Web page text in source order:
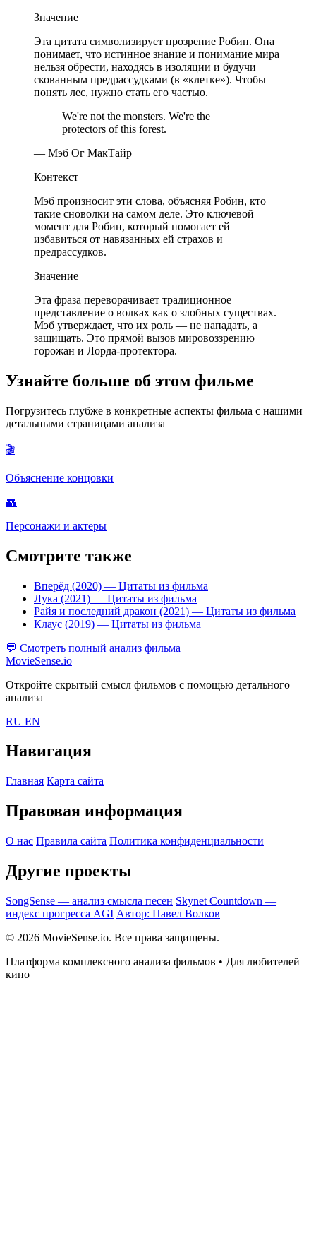
Значение
Эта цитата символизирует прозрение Робин. Она
понимает, что истинное знание и понимание мира
нельзя обрести, находясь в изоляции и будучи
скованным предрассудками (в «клетке»). Чтобы
понять лес, нужно стать его частью.
We're not the monsters. We're the
protectors of this forest.
— Мэб Ог МакТайр
Контекст
Мэб произносит эти слова, объясняя Робин, кто
такие сноволки на самом деле. Это ключевой
момент для Робин, который помогает ей
избавиться от навязанных ей страхов и
предрассудков.
Значение
Эта фраза переворачивает традиционное
представление о волках как о злобных существах.
Мэб утверждает, что их роль — не нападать, а
защищать. Это прямой вызов мировоззрению
горожан и Лорда-протектора.
Узнайте больше об этом фильме
Погрузитесь глубже в конкретные аспекты фильма с нашими
детальными страницами анализа
🎬
Объяснение концовки
👥
Персонажи и актеры
Смотрите также
Вперёд (2020) — Цитаты из фильма
Лука (2021) — Цитаты из фильма
Райя и последний дракон (2021) — Цитаты из фильма
Клаус (2019) — Цитаты из фильма
💬 Смотреть полный анализ фильма
MovieSense.io
Откройте скрытый смысл фильмов с помощью детального
анализа
RU EN
Навигация
Главная Карта сайта
Правовая информация
О нас Правила сайта Политика конфиденциальности
Другие проекты
SongSense — анализ смысла песен Skynet Countdown —
индекс прогресса AGI Автор: Павел Волков
© 2026 MovieSense.io. Все права защищены.
Платформа комплексного анализа фильмов • Для любителей
кино